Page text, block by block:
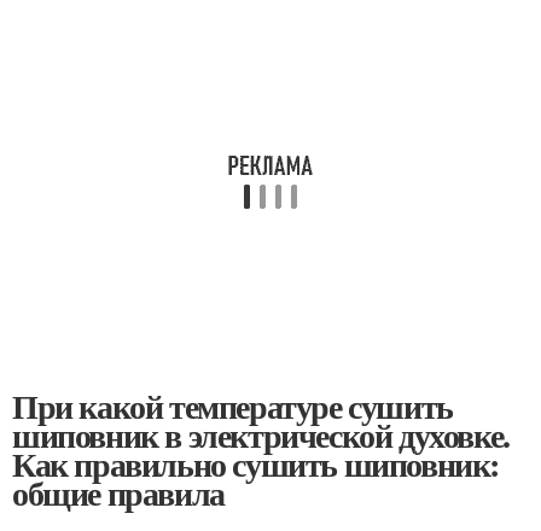
При какой температуре сушить
шиповник в электрической духовке.
Как правильно сушить шиповник:
общие правила